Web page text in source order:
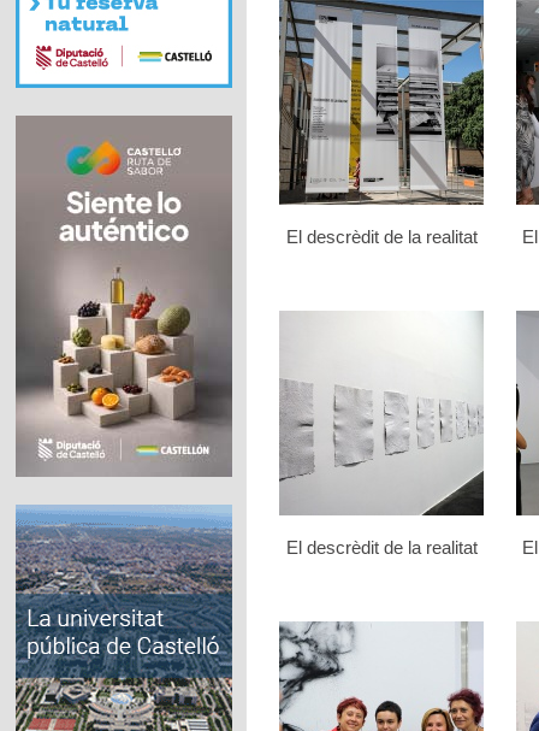
El descrèdit de la realitat
El descrèdit de la realitat